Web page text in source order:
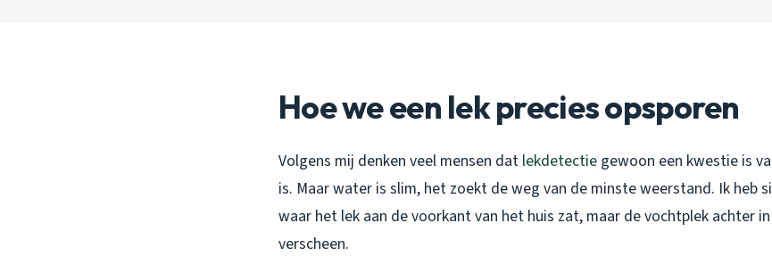
Hoe we een lek precies opsporen
Volgens mij denken veel mensen dat lekdetectie gewoon een kwestie is
is. Maar water is slim, het zoekt de weg van de minste weerstand. Ik heb
waar het lek aan de voorkant van het huis zat, maar de vochtplek achter
verscheen.